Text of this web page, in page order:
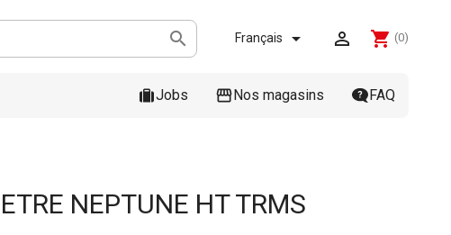
 shopping_cart (0)
Français  
Jobs Nos magasins FAQ
NEPTUNE HT TRMS